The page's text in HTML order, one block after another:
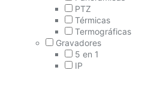
PTZ
Térmicas
Termográficas
Gravadores
5 en 1
IP